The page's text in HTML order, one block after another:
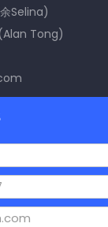
Selina)
Tong)